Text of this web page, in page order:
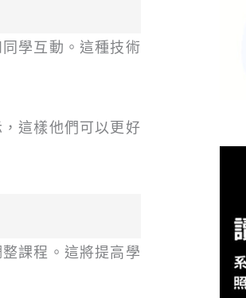
學互動。這種技術
這樣他們可以更好
課程。這將提高學